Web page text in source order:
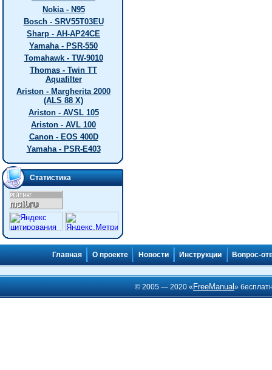
Nokia - N95
Bosch - SRV55T03EU
Sharp - AH-AP24CE
Yamaha - PSR-550
Tomahawk - TW-9010
Thomas - Twin TT
Aquafilter
Ariston - Margherita 2000
(ALS 88 X)
Ariston - AVSL 105
Ariston - AVL 100
Canon - EOS 400D
Yamaha - PSR-E403
Статистика
Главная О проекте Новости Инструкции Вопрос-
© 2005 — 2020 « FreeManual»